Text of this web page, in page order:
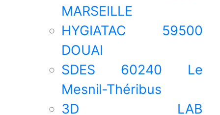
MARSEILLE
HYGIATAC 59500
DOUAI
SDES 60240 Le
Mesnil-Théribus
3D LAB